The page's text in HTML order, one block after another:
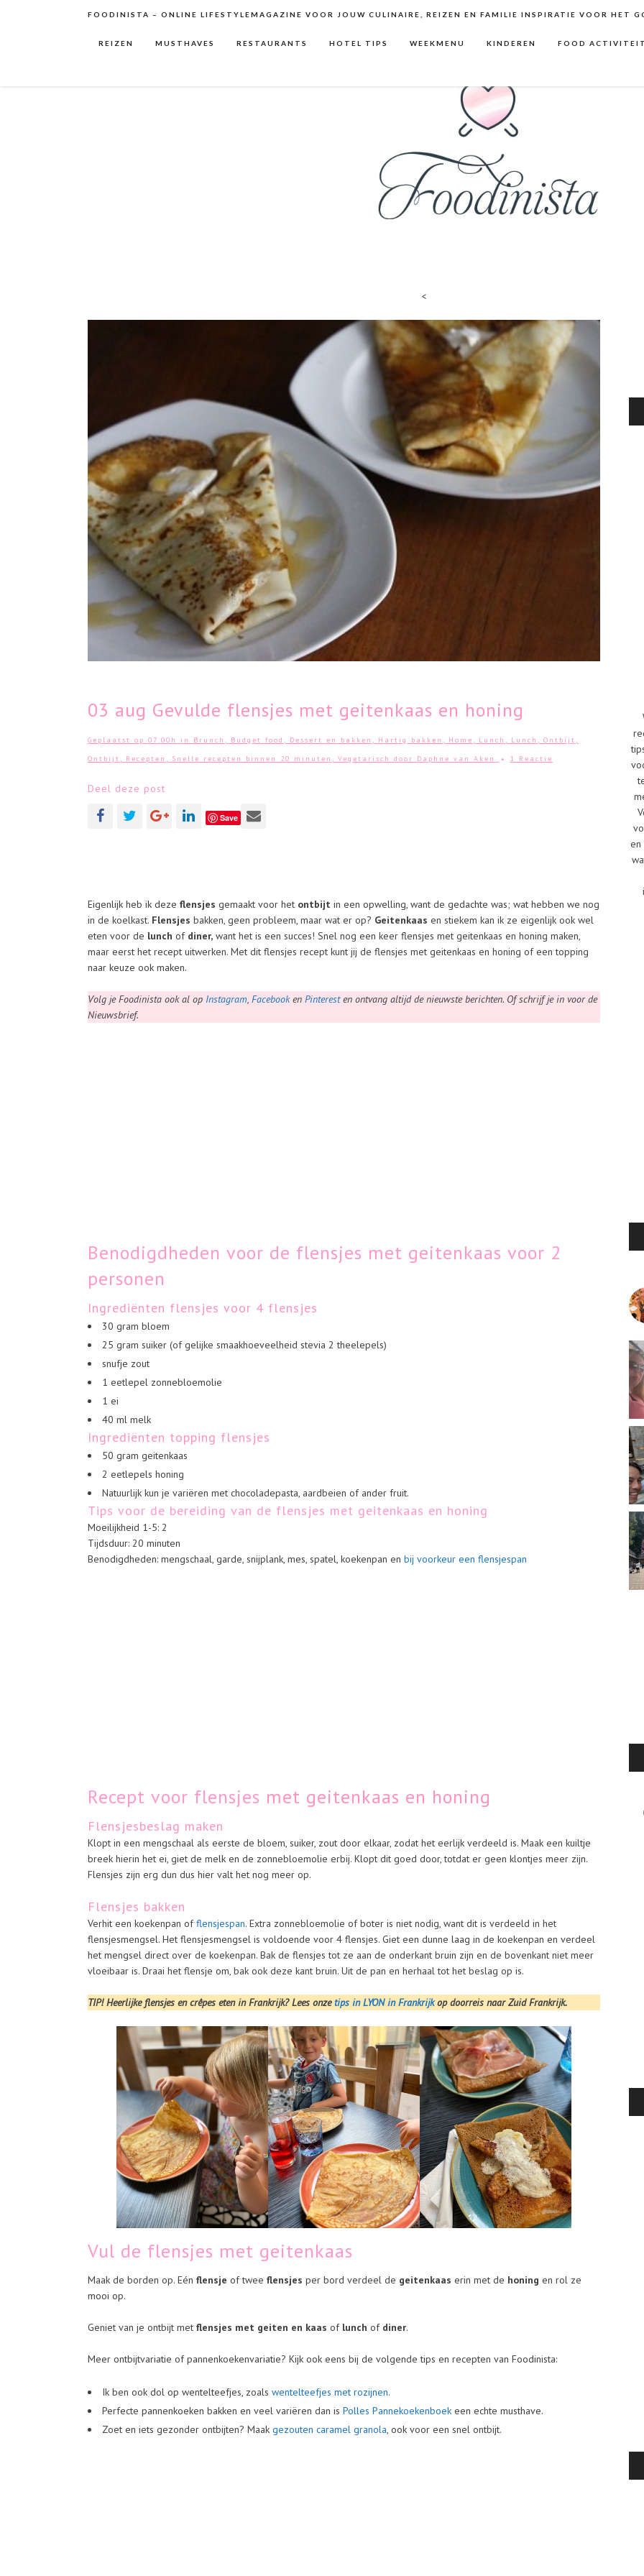
FOODINISTA – ONLINE LIFESTYLEMAGAZINE VOOR JOUW CULINAIRE, REIZEN EN FAMILIE INSPIRATIE VOOR HET
REIZEN MUSTHAVES RESTAURANTS HOTEL TIPS WEEKMENU KINDEREN FOOD
<
03 aug Gevulde flensjes met geitenkaas en honing
Geplaatst op 07:00h in Brunch , Budget food , Dessert en bakken , Hartig bakken , Home , Lunch , Lunch , Ontbijt ,
Ontbijt , Recepten , Snelle recepten binnen 20 minuten , Vegetarisch door Daphne van Aken 1 Reactie
Deel deze post
Save
Eigenlijk heb ik deze flensjes gemaakt voor het ontbijt in een opwelling, want de gedachte was; wat hebben we nog
in de koelkast. Flensjes bakken, geen probleem, maar wat er op? Geitenkaas en stiekem kan ik ze eigenlijk ook wel
eten voor de lunch of diner, want het is een succes! Snel nog een keer flensjes met geitenkaas en honing maken,
maar eerst het recept uitwerken. Met dit flensjes recept kunt jij de flensjes met geitenkaas en honing of een topping
naar keuze ook maken.
Volg je Foodinista ook al op Instagram, Facebooken Pinteresten ontvang altijd de nieuwste berichten. Of schrijf je in voor de
Nieuwsbrief.
Benodigdheden voor de flensjes met geitenkaas voor 2
personen
Ingrediënten flensjes voor 4 flensjes
30 gram bloem
25 gram suiker (of gelijke smaakhoeveelheid stevia 2 theelepels)
snufje zout
1 eetlepel zonnebloemolie
1 ei
40 ml melk
Ingrediënten topping flensjes
50 gram geitenkaas
2 eetlepels honing
Natuurlijk kun je variëren met chocoladepasta, aardbeien of ander fruit.
Tips voor de bereiding van de flensjes met geitenkaas en honing
Moeilijkheid 1-5: 2
Tijdsduur: 20 minuten
Benodigdheden: mengschaal, garde, snijplank, mes, spatel, koekenpan en bij voorkeur een flensjespan
Recept voor flensjes met geitenkaas en honing
Flensjesbeslag maken
Klopt in een mengschaal als eerste de bloem, suiker, zout door elkaar, zodat het eerlijk verdeeld is. Maak een kuiltje
breek hierin het ei, giet de melk en de zonnebloemolie erbij. Klopt dit goed door, totdat er geen klontjes meer zijn.
Flensjes zijn erg dun dus hier valt het nog meer op.
Flensjes bakken
Verhit een koekenpan offlensjespan. Extra zonnebloemolie of boter is niet nodig, want dit is verdeeld in het
flensjesmengsel. Het flensjesmengsel is voldoende voor 4 flensjes. Giet een dunne laag in de koekenpan en verdeel
het mengsel direct over de koekenpan. Bak de flensjes tot ze aan de onderkant bruin zijn en de bovenkant niet meer
vloeibaar is. Draai het flensje om, bak ook deze kant bruin. Uit de pan en herhaal tot het beslag op is.
TIP! Heerlijke flensjes en crêpes eten in Frankrijk? Lees onzetips in LYON in Frankrijkop doorreis naar Zuid Frankrijk.
Vul de flensjes met geitenkaas
Maak de borden op. Eén flensje of twee flensjes per bord verdeel de geitenkaas erin met de honing en rol ze
mooi op.
Geniet van je ontbijt met flensjes met geiten en kaas of lunch of diner.
Meer ontbijtvariatie of pannenkoekenvariatie? Kijk ook eens bij de volgende tips en recepten van Foodinista:
Ik ben ook dol op wentelteefjes, zoals wentelteefjes met rozijnen.
Perfecte pannenkoeken bakken en veel variëren dan is Polles Pannekoekenboek een echte musthave.
Zoet en iets gezonder ontbijten? Maak gezouten caramel granola, ook voor een snel ontbijt.
en